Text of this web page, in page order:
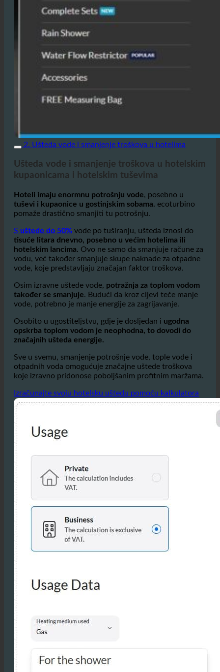
2. Ušteda vode i smanjenje troškova u hotelima
Ušteda vode i smanjenje troškova u hotelskim
kupaonicama i hotelskim tuševima
Hoteli imaju enormnu potrošnju vode, posebno u
tuševi i kupaonice u gostinjskim sobama. ecoturbino
pomaže drastično smanjiti tu potrošnju.
Suštede do 50% vode po tuširanju, ušteda iznosi do
tisuće litara dnevno, posebno u većim hotelima ili
hotelskim lancima. Ovo ne samo da smanjuje račune za
vodu, već također smanjuje skupe naknade za otpadne
vode, koje predstavljaju značajan faktor troškova.
Osim izravne uštede vode, potražnja za toplom vodom
također se smanjuje. Budući da kroz cijevi teče manje
vode, potrebno je manje energije za zagrijavanje.
Osobito u ugostiteljstvu, gdje je dosljedan i ugodna
opskrba toplom vodom je neophodna, to dovodi do
značajnih ušteda energije.
Sve u svemu, smanjenje potrošnje vode, tople vode i
otpadnih voda omogućuje značajne uštede troškova
koje izravno pridonose poboljšanim profitnim maržama.
Izračunajte svoju hotelsku uštedu pomoću kalkulatora